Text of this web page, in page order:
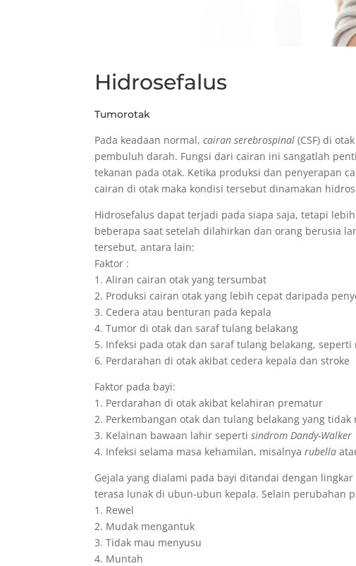
Hidrosefalus
Tumorotak
Pada keadaan normal,cairan serebrospinal (CSF) di
pembuluh darah. Fungsi dari cairan ini sangatlah
tekanan pada otak. Ketika produksi dan penyerapan
cairan di otak maka kondisi tersebut dinamakan
Hidrosefalus dapat terjadi pada siapa saja, tetapi
beberapa saat setelah dilahirkan dan orang berusia
tersebut, antara lain:
Faktor :
1. Aliran cairan otak yang tersumbat
2. Produksi cairan otak yang lebih cepat daripada
3. Cedera atau benturan pada kepala
4. Tumor di otak dan saraf tulang belakang
5. Infeksi pada otak dan saraf tulang belakang, seperti
6. Perdarahan di otak akibat cedera kepala dan stroke
Faktor pada bayi:
1. Perdarahan di otak akibat kelahiran prematur
2. Perkembangan otak dan tulang belakang yang tidak
3. Kelainan bawaan lahir sepertisindrom Dandy-Walker
4. Infeksi selama masa kehamilan, misalnyarubella
Gejala yang dialami pada bayi ditandai dengan
terasa lunak di ubun-ubun kepala. Selain perubahan
1. Rewel
2. Mudak mengantuk
3. Tidak mau menyusu
4. Muntah